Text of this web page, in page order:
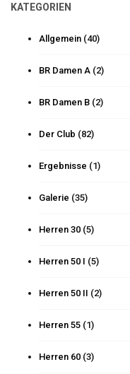
KATEGORIEN
Allgemein (40)
BR Damen A (2)
BR Damen B (2)
Der Club (82)
Ergebnisse (1)
Galerie (35)
Herren 30 (5)
Herren 50 I (5)
Herren 50 II (2)
Herren 55 (1)
Herren 60 (3)